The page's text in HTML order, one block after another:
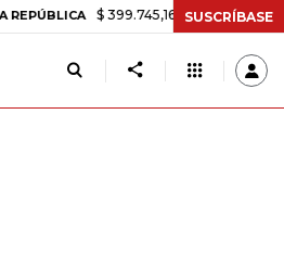
$ 399.745,16 +$ 2.295,71 +0,58%
SUSCRÍBASE